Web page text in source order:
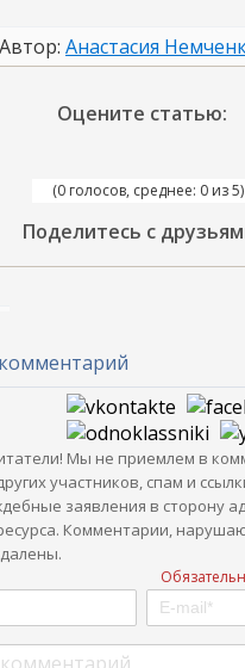
Автор: Анастасия
Оцените статью:
(0 голосов, среднее: 0 из 5)
Поделитесь с
Мы не приемлем в
участников, спам и
заявления в сторону
Комментарии,